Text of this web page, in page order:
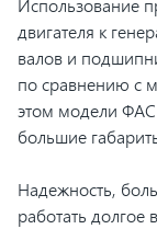
Использование
двигателя к
валов и
по сравнению с
этом модели
большие
Надежность,
работать